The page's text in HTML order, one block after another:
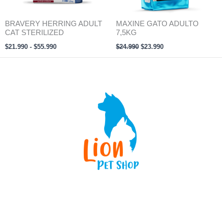
BRAVERY HERRING ADULT
CAT STERILIZED
$21.990 - $55.990
MAXINE GATO ADULTO
7,5KG
$24.990 $23.990